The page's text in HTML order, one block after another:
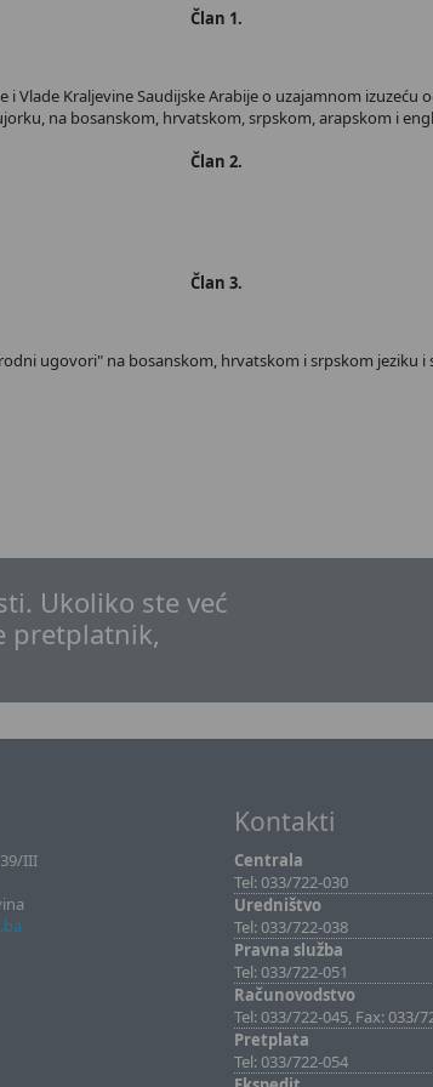
Član 1.
Vlade Kraljevine Saudijske Arabije o uzajamnom
na bosanskom, hrvatskom, srpskom, arapskom i
Član 2.
Član 3.
ugovori" na bosanskom, hrvatskom i srpskom jeziku
Ukoliko ste već
pretplatnik,
III
Kontakti
Centrala
Tel: 033/722-030
Uredništvo
Tel: 033/722-038
Pravna služba
Tel: 033/722-051
Računovodstvo
Tel: 033/722-045, Fax: 033/
Pretplata
Tel: 033/722-054